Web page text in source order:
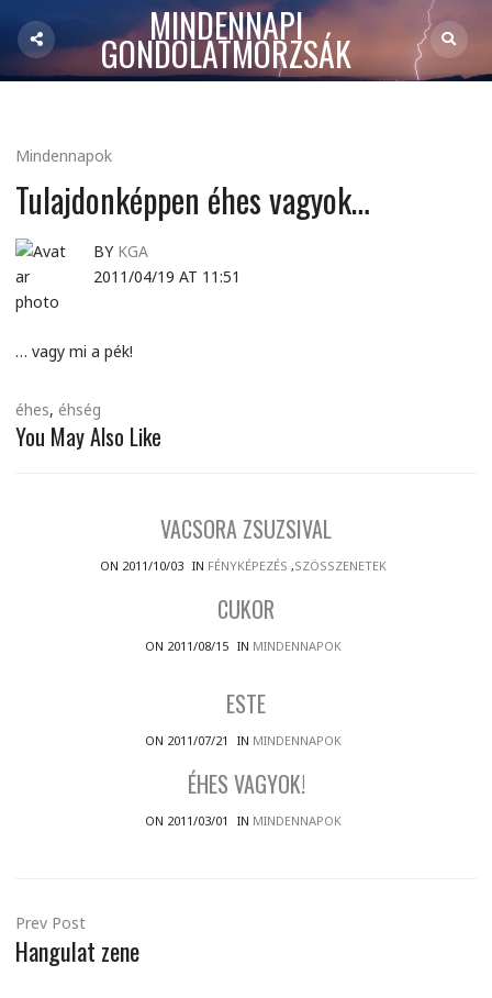
MINDENNAPI
GONDOLATMORZSÁK
Mindennapok
Tulajdonképpen éhes vagyok…
BY KGA
2011/04/19 AT 11:51
… vagy mi a pék!
éhes, éhség
You May Also Like
VACSORA ZSUZSIVAL
ON 2011/10/03 IN FÉNYKÉPEZÉS ,SZÖSSZENETEK
CUKOR
ON 2011/08/15 IN MINDENNAPOK
ESTE
ON 2011/07/21 IN MINDENNAPOK
ÉHES VAGYOK!
ON 2011/03/01 IN MINDENNAPOK
Prev Post
Hangulat zene